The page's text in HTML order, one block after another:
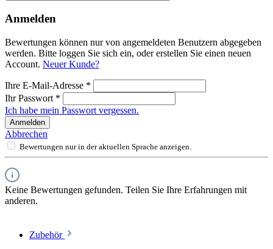
Anmelden
Bewertungen können nur von angemeldeten Benutzern abgegeben
werden. Bitte loggen Sie sich ein, oder erstellen Sie einen neuen
Account. Neuer Kunde?
Ihre E-Mail-Adresse *
Ihr Passwort *
Ich habe mein Passwort vergessen.
Anmelden
Abbrechen
Bewertungen nur in der aktuellen Sprache anzeigen.
Keine Bewertungen gefunden. Teilen Sie Ihre Erfahrungen mit
anderen.
Zubehör